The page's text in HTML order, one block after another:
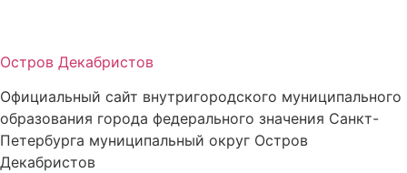
Остров Декабристов
Официальный сайт внутригородского муниципального
образования города федерального значения Санкт-
Петербурга муниципальный округ Остров
Декабристов